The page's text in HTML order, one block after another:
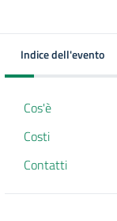
Indice dell'evento
Cos'è
Costi
Contatti